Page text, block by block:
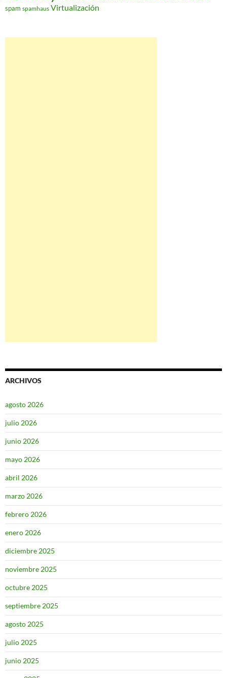
spam spamhaus Virtualización
ARCHIVOS
agosto 2026
julio 2026
junio 2026
mayo 2026
abril 2026
marzo 2026
febrero 2026
enero 2026
diciembre 2025
noviembre 2025
octubre 2025
septiembre 2025
agosto 2025
julio 2025
junio 2025